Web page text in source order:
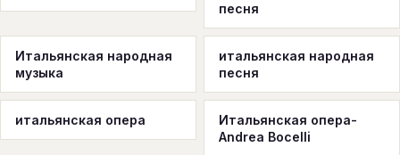
песня
Итальянская народная
музыка
итальянская народная
песня
итальянская опера
Итальянская опера-
Andrea Bocelli